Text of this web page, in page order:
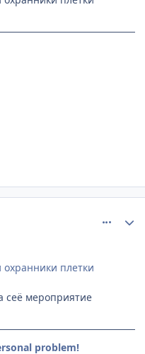
охранники плетки
сеё мероприятие
problem!